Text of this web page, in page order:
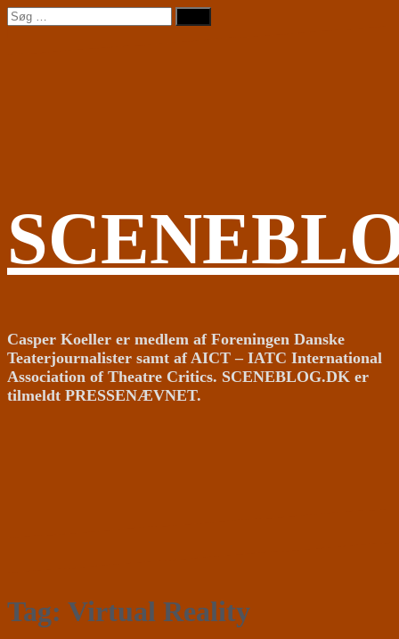
Videre
til
Søg
efter:
Casper Koeller er medlem af Foreningen Danske
Teaterjournalister samt af AICT – IATC International
Association of Theatre Critics. SCENEBLOG.DK er
tilmeldt PRESSENÆVNET.
Tag: Virtual Reality